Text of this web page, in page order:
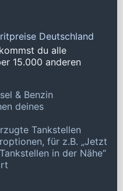
Deutschland
du alle
15.000 anderen
& Benzin
deines
Tankstellen
für z.B. „Jetzt
in der Nähe“